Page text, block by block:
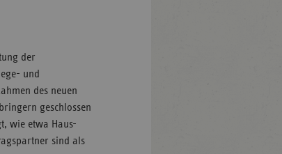
der
und
des neuen
geschlossen
wie etwa Haus-
sind als